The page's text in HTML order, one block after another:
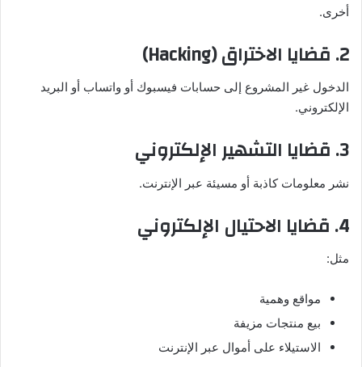
أخرى.
2. قضايا الاختراق (Hacking)
الدخول غير المشروع إلى حسابات فيسبوك أو واتساب أو البريد
الإلكتروني.
3. قضايا التشهير الإلكتروني
نشر معلومات كاذبة أو مسيئة عبر الإنترنت.
4. قضايا الاحتيال الإلكتروني
مثل:
مواقع وهمية
بيع منتجات مزيفة
الاستيلاء على أموال عبر الإنترنت